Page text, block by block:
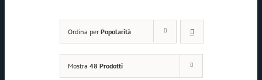
Ordina per Popolarità
Mostra 48 Prodotti